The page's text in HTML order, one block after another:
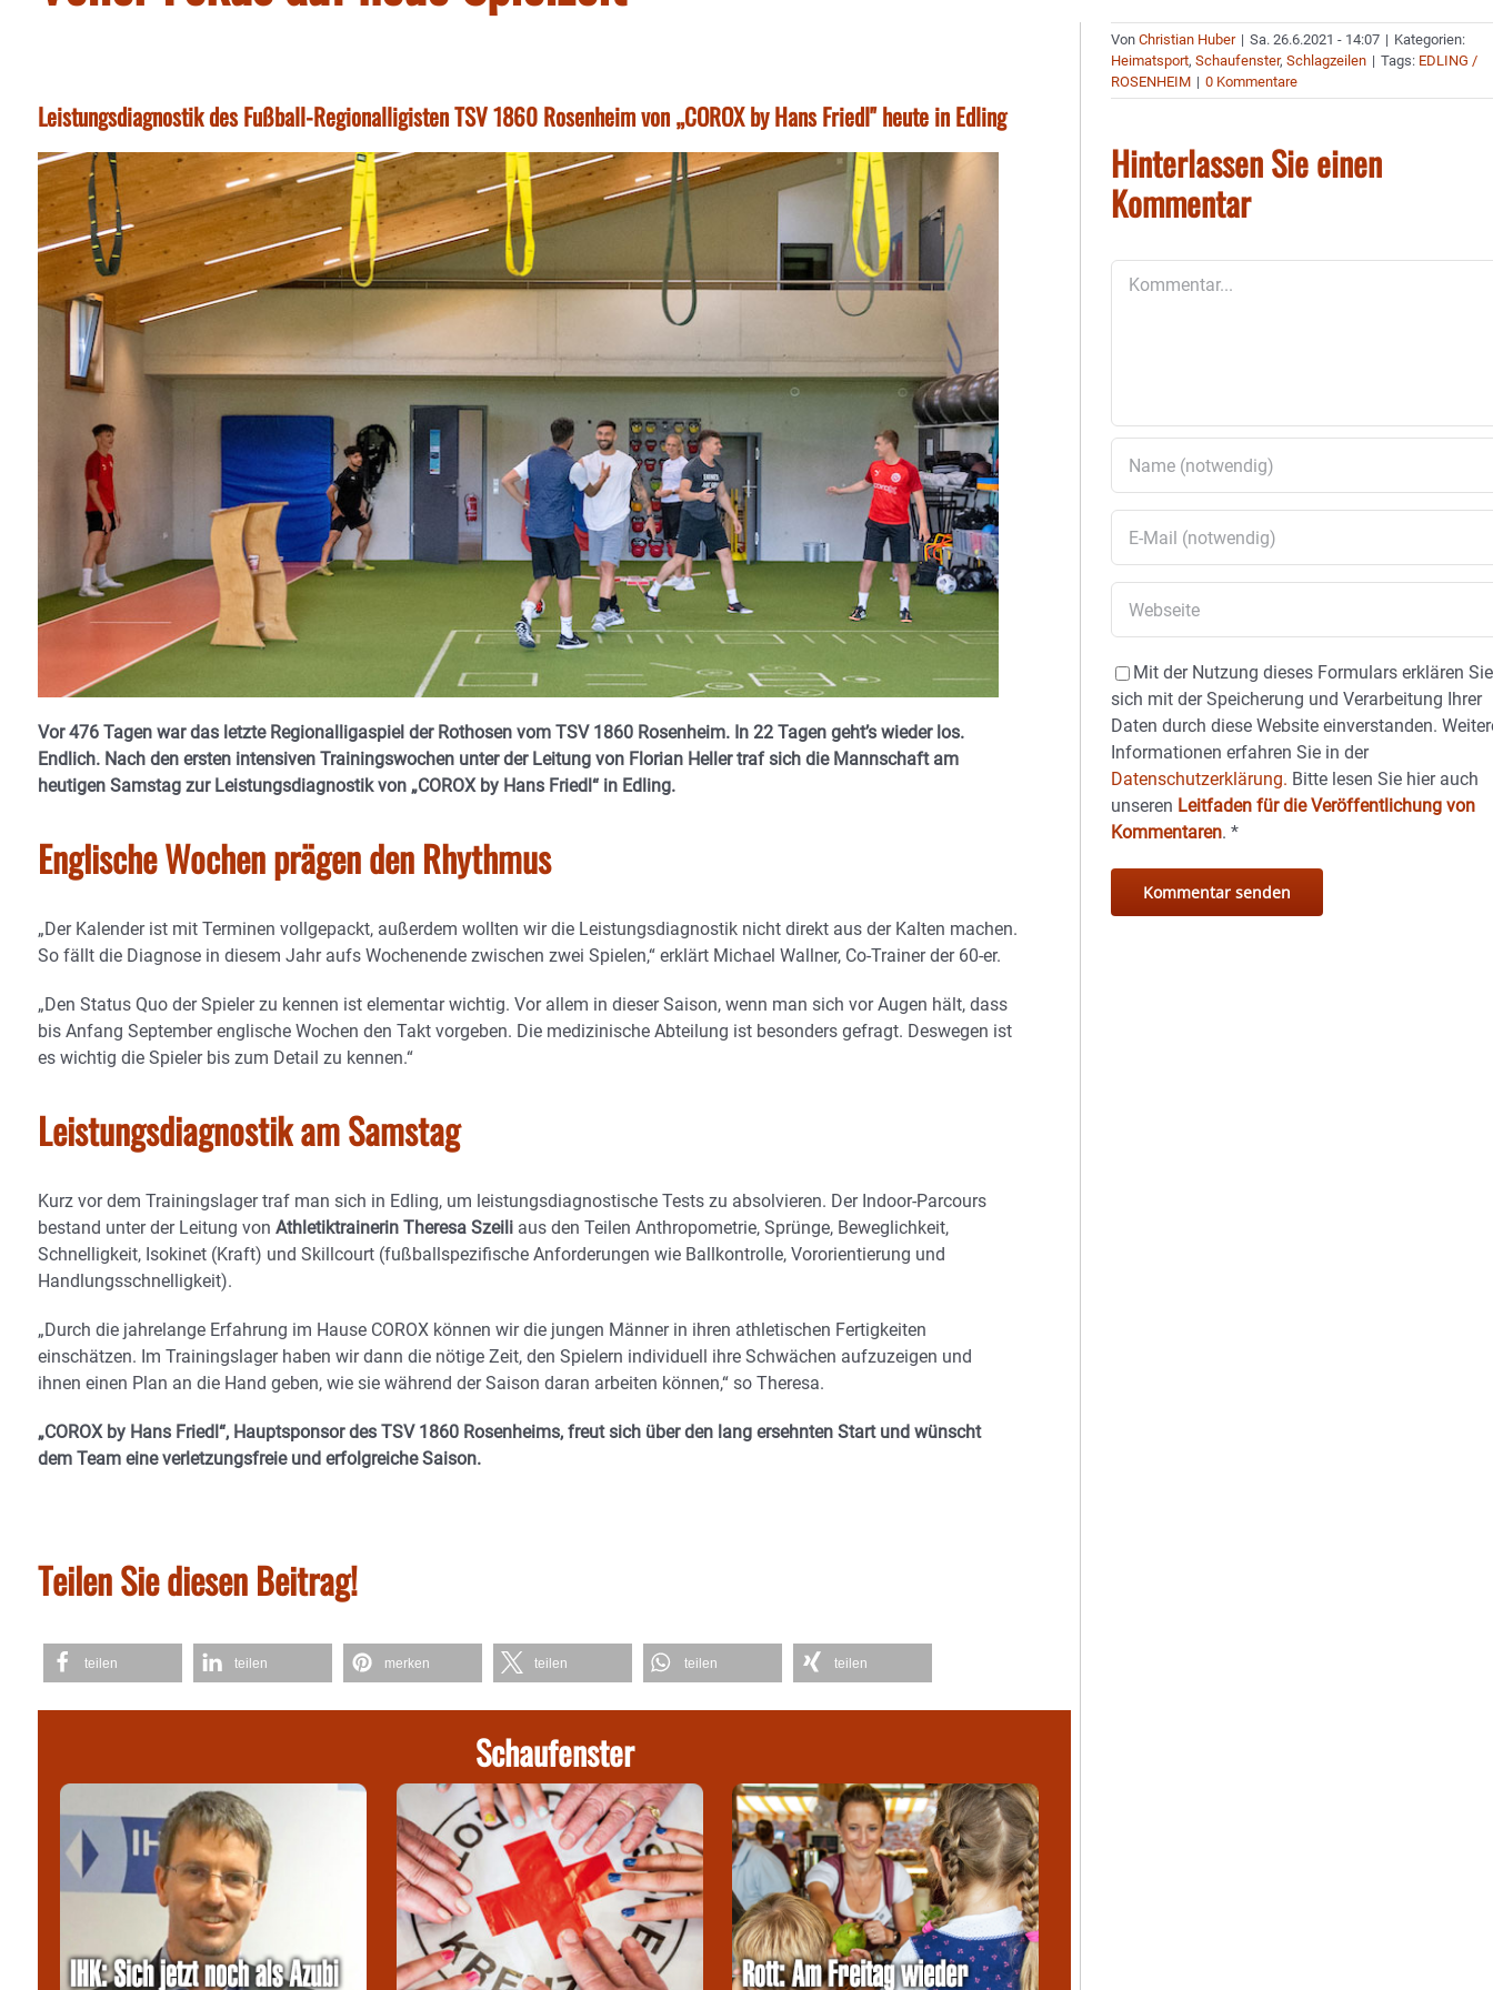
Leistungsdiagnostik des Fußball-Regionalligisten TSV 1860 Rosenheim von „COROX by Hans Friedl" heute in Edling
Vor 476 Tagen war das letzte Regionalligaspiel der Rothosen vom TSV 1860 Rosenheim. In 22 Tagen geht’s wieder los.
Endlich. Nach den ersten intensiven Trainingswochen unter der Leitung von Florian Heller traf sich die Mannschaft am
heutigen Samstag zur Leistungsdiagnostik von „COROX by Hans Friedl“ in Edling.
Englische Wochen prägen den Rhythmus
„Der Kalender ist mit Terminen vollgepackt, außerdem wollten wir die Leistungsdiagnostik nicht direkt aus der Kalten machen.
So fällt die Diagnose in diesem Jahr aufs Wochenende zwischen zwei Spielen,“ erklärt Michael Wallner, Co-Trainer der 60-er.
„Den Status Quo der Spieler zu kennen ist elementar wichtig. Vor allem in dieser Saison, wenn man sich vor Augen hält, dass
bis Anfang September englische Wochen den Takt vorgeben. Die medizinische Abteilung ist besonders gefragt. Deswegen ist
es wichtig die Spieler bis zum Detail zu kennen.“
Leistungsdiagnostik am Samstag
Kurz vor dem Trainingslager traf man sich in Edling, um leistungsdiagnostische Tests zu absolvieren. Der Indoor-Parcours
bestand unter der Leitung von Athletiktrainerin Theresa Szeili aus den Teilen Anthropometrie, Sprünge, Beweglichkeit,
Schnelligkeit, Isokinet (Kraft) und Skillcourt (fußballspezifische Anforderungen wie Ballkontrolle, Vororientierung und
Handlungsschnelligkeit).
„Durch die jahrelange Erfahrung im Hause COROX können wir die jungen Männer in ihren athletischen Fertigkeiten
einschätzen. Im Trainingslager haben wir dann die nötige Zeit, den Spielern individuell ihre Schwächen aufzuzeigen und
ihnen einen Plan an die Hand geben, wie sie während der Saison daran arbeiten können,“ so Theresa.
„COROX by Hans Friedl“, Hauptsponsor des TSV 1860 Rosenheims, freut sich über den lang ersehnten Start und wünscht
dem Team eine verletzungsfreie und erfolgreiche Saison.
Teilen Sie diesen Beitrag!
teilen teilen merken teilen teilen teilen
Schaufenster
VonChristian Huber | Sa. 26.6.2021 - 14:07 | Kategorien:
Heimatsport,Schaufenster,Schlagzeilen | Tags: EDLING /
ROSENHEIM | 0 Kommentare
Hinterlassen Sie einen
Kommentar
Mit der Nutzung dieses Formulars erklären Sie
sich mit der Speicherung und Verarbeitung Ihrer
Daten durch diese Website einverstanden.
Informationen erfahren Sie in der
Datenschutzerklärung. Bitte lesen Sie hier auch
unseren Leitfaden für die Veröffentlichung von
Kommentaren.*